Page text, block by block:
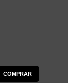
COMPRAR